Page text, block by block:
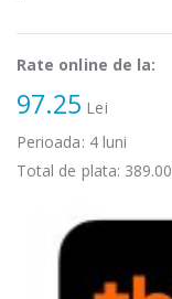
Rate online de la:
97.25 Lei
Perioada: 4luni
Total de plata: 389.00
89,00 Lei